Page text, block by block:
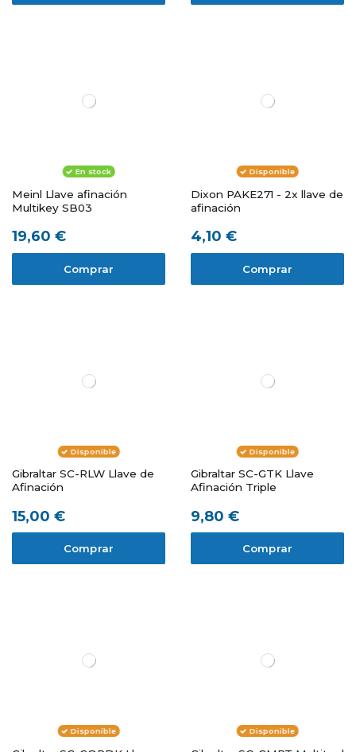
En stock
Meinl Llave afinación
Multikey SB03
19,60 €
Comprar
Disponible
Dixon PAKE271 - 2x llave de
afinación
4,10 €
Comprar
Disponible
Gibraltar SC-RLW Llave de
Afinación
15,00 €
Comprar
Disponible
Gibraltar SC-GTK Llave
Afinación Triple
9,80 €
Comprar
Disponible Disponible